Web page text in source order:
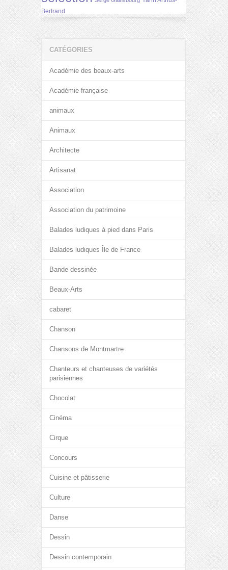
Bertrand
CATÉGORIES
Académie des beaux-arts
Académie française
animaux
Animaux
Architecte
Artisanat
Association
Association du patrimoine
Balades ludiques à pied dans Paris
Balades ludiques Île de France
Bande dessinée
Beaux-Arts
cabaret
Chanson
Chansons de Montmartre
Chanteurs et chanteuses de variétés
parisiennes
Chocolat
Cinéma
Cirque
Concours
Cuisine et pâtisserie
Culture
Danse
Dessin
Dessin contemporain